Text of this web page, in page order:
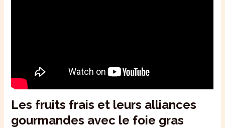
Les fruits frais et leurs alliances
gourmandes avec le foie gras